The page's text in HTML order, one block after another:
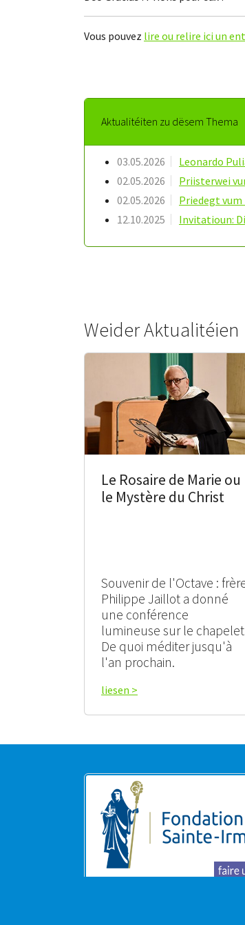
Vous pouvez lire ou relire ici un
Aktualitéiten zu dësem Thema
03.05.2026
Leonardo
02.05.2026
Priisterwei
02.05.2026
Priedegt vum
12.10.2025
Invitatioun:
Weider Aktualitéien
Le Rosaire de Marie ou
le Mystère du Christ
Souvenir de l'Octave :
Philippe Jaillot a donné
une conférence
lumineuse sur le
De quoi méditer jusqu'à
l'an prochain.
liesen >